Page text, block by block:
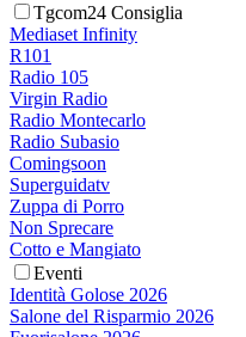
Tgcom24 Consiglia
Mediaset Infinity
R101
Radio 105
Virgin Radio
Radio Montecarlo
Radio Subasio
Comingsoon
Superguidatv
Zuppa di Porro
Non Sprecare
Cotto e Mangiato
Eventi
Identità Golose 2026
Salone del Risparmio 2026